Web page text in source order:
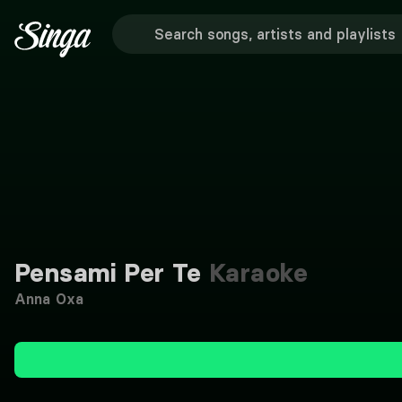
Pensami Per Te Karaoke
Anna Oxa